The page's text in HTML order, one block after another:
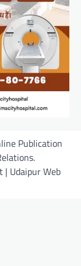
Publication
| Udaipur Web